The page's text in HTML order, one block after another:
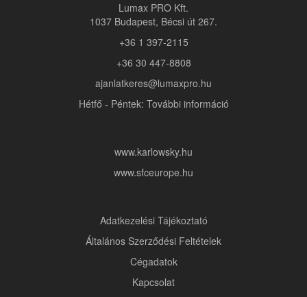
Lumax PRO Kft.
1037 Budapest, Bécsi út 267.
+36 1 397-2115
+36 30 447-8808
ajanlatkeres@lumaxpro.hu
Hétfő - Péntek: További információ
www.karlowsky.hu
www.sfceurope.hu
Adatkezelési Tájékoztató
Általános Szerződési Feltételek
Cégadatok
Kapcsolat